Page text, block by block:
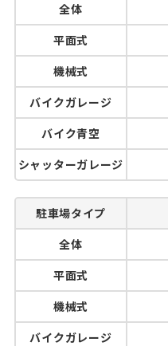
全体
平面式
機械式
バイクガレージ
バイク青空
シャッターガレージ
駐車場タイプ
全体
平面式
機械式
バイクガレージ